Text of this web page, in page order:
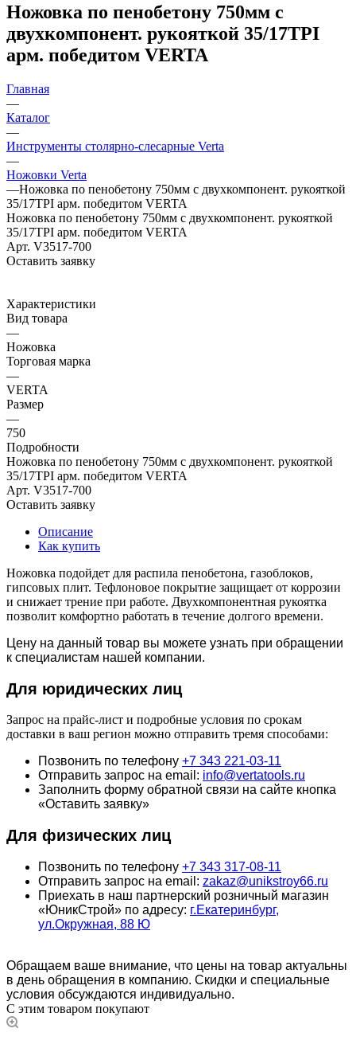
Ножовка по пенобетону 750мм с
двухкомпонент. рукояткой 35/17ТPI
арм. победитом VERTA
Главная
—
Каталог
—
Инструменты столярно-слесарные Verta
—
Ножовки Verta
—Ножовка по пенобетону 750мм с двухкомпонент. рукояткой
35/17ТPI арм. победитом VERTA
Ножовка по пенобетону 750мм с двухкомпонент. рукояткой
35/17ТPI арм. победитом VERTA
Арт. V3517-700
Оставить заявку
Характеристики
Вид товара
—
Ножовка
Торговая марка
—
VERTA
Размер
—
750
Подробности
Ножовка по пенобетону 750мм с двухкомпонент. рукояткой
35/17ТPI арм. победитом VERTA
Арт. V3517-700
Оставить заявку
Описание
Как купить
Ножовка подойдет для распила пенобетона, газоблоков,
гипсовых плит. Тефлоновое покрытие защищает от коррозии
и снижает трение при работе. Двухкомпонентная рукоятка
позволит комфортно работать в течение долгого времени.
Цену на данный товар вы можете узнать при обращении
к специалистам нашей компании.
Для юридических лиц
Запрос на прайс-лист и подробные условия по срокам
доставки в ваш регион можно отправить тремя способами:
Позвонить по телефону +7 343 221-03-11
Отправить запрос на email: info@vertatools.ru
Заполнить форму обратной связи на сайте кнопка
«Оставить заявку»
Для физических лиц
Позвонить по телефону +7 343 317-08-11
Отправить запрос на email: zakaz@unikstroy66.ru
Приехать в наш партнерский розничный магазин
«ЮникСтрой» по адресу: г.Екатеринбург,
ул.Окружная, 88 Ю
Обращаем ваше внимание, что цены на товар актуальны
в день обращения в компанию. Скидки и специальные
условия обсуждаются индивидуально.
С этим товаром покупают